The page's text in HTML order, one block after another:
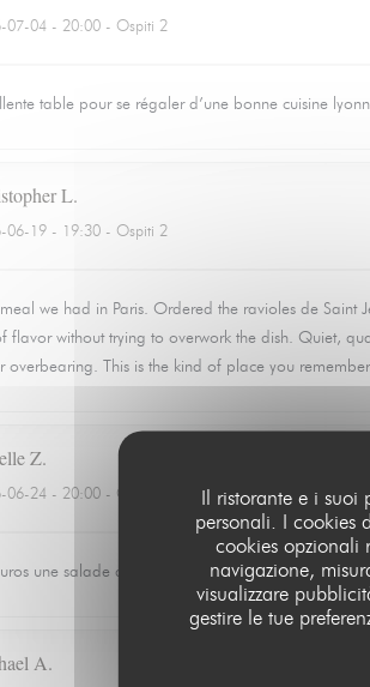
Il ristorante e i suoi
personali. I cookies
cookies opzionali
navigazione,
visualizzare
gestire le tue
07-04 - 20:00 - Ospiti 2
table pour se régaler d’une bonne cuisine
L
06-19 - 19:30 - Ospiti 2
meal we had in Paris. Ordered the ravioles de
flavor without trying to overwork the dish. Quiet,
overbearing. This is the kind of place you
Z
06-24 - 20:00 - Ospiti 3
une salade de tomates avec 3 petits morceaux
A